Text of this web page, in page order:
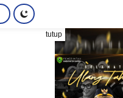
tutup